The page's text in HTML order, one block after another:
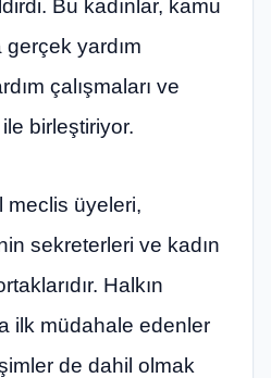
Bu kadınlar, kamu
yardım
çalışmaları ve
birleştiriyor.
meclis üyeleri,
sekreterleri ve kadın
Halkın
ilk müdahale edenler
de dahil olmak